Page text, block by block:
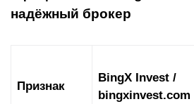
надёжный брокер
Признак
BingX Invest /
bingxinvest.com